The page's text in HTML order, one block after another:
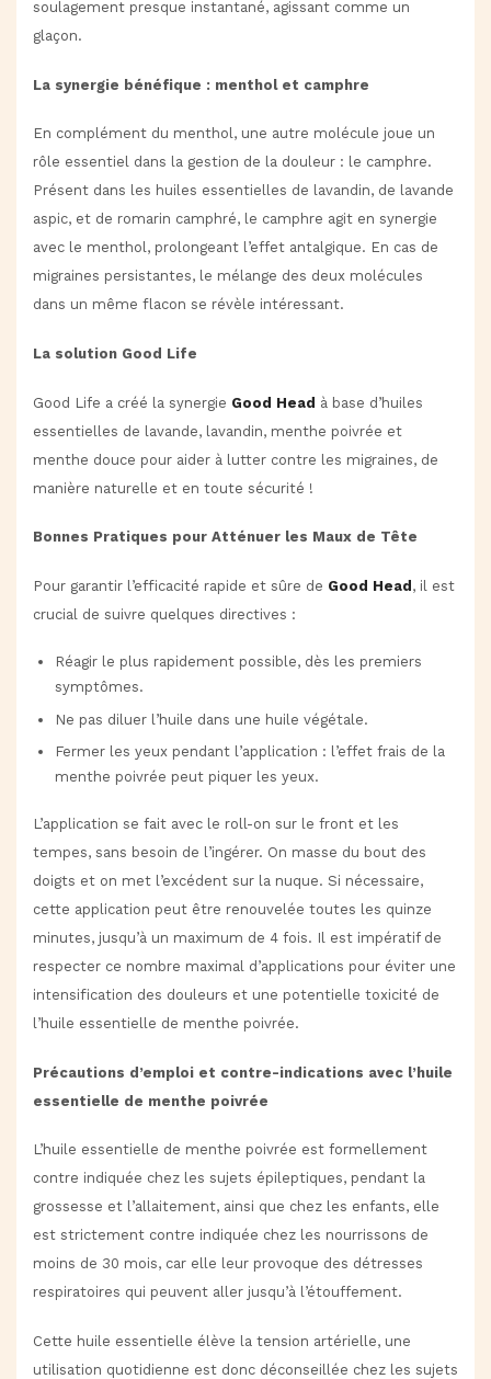
soulagement presque instantané, agissant comme un
glaçon.
La synergie bénéfique : menthol et camphre
En complément du menthol, une autre molécule joue un
rôle essentiel dans la gestion de la douleur : le camphre.
Présent dans les huiles essentielles de lavandin, de lavande
aspic, et de romarin camphré, le camphre agit en synergie
avec le menthol, prolongeant l’effet antalgique. En cas de
migraines persistantes, le mélange des deux molécules
dans un même flacon se révèle intéressant.
La solution Good Life
Good Life a créé la synergie Good Head à base d’huiles
essentielles de lavande, lavandin, menthe poivrée et
menthe douce pour aider à lutter contre les migraines, de
manière naturelle et en toute sécurité !
Bonnes Pratiques pour Atténuer les Maux de Tête
Pour garantir l’efficacité rapide et sûre de Good Head , il est
crucial de suivre quelques directives :
Réagir le plus rapidement possible, dès les premiers
symptômes.
Ne pas diluer l’huile dans une huile végétale.
Fermer les yeux pendant l’application : l’effet frais de la
menthe poivrée peut piquer les yeux.
L’application se fait avec le roll-on sur le front et les
tempes, sans besoin de l’ingérer. On masse du bout des
doigts et on met l’excédent sur la nuque. Si nécessaire,
cette application peut être renouvelée toutes les quinze
minutes, jusqu’à un maximum de 4 fois. Il est impératif de
respecter ce nombre maximal d’applications pour éviter une
intensification des douleurs et une potentielle toxicité de
l’huile essentielle de menthe poivrée.
Précautions d’emploi et contre-indications avec l’huile
essentielle de menthe poivrée
L’huile essentielle de menthe poivrée est formellement
contre indiquée chez les sujets épileptiques, pendant la
grossesse et l’allaitement, ainsi que chez les enfants, elle
est strictement contre indiquée chez les nourrissons de
moins de 30 mois, car elle leur provoque des détresses
respiratoires qui peuvent aller jusqu’à l’étouffement.
Cette huile essentielle élève la tension artérielle, une
utilisation quotidienne est donc déconseillée chez les sujets